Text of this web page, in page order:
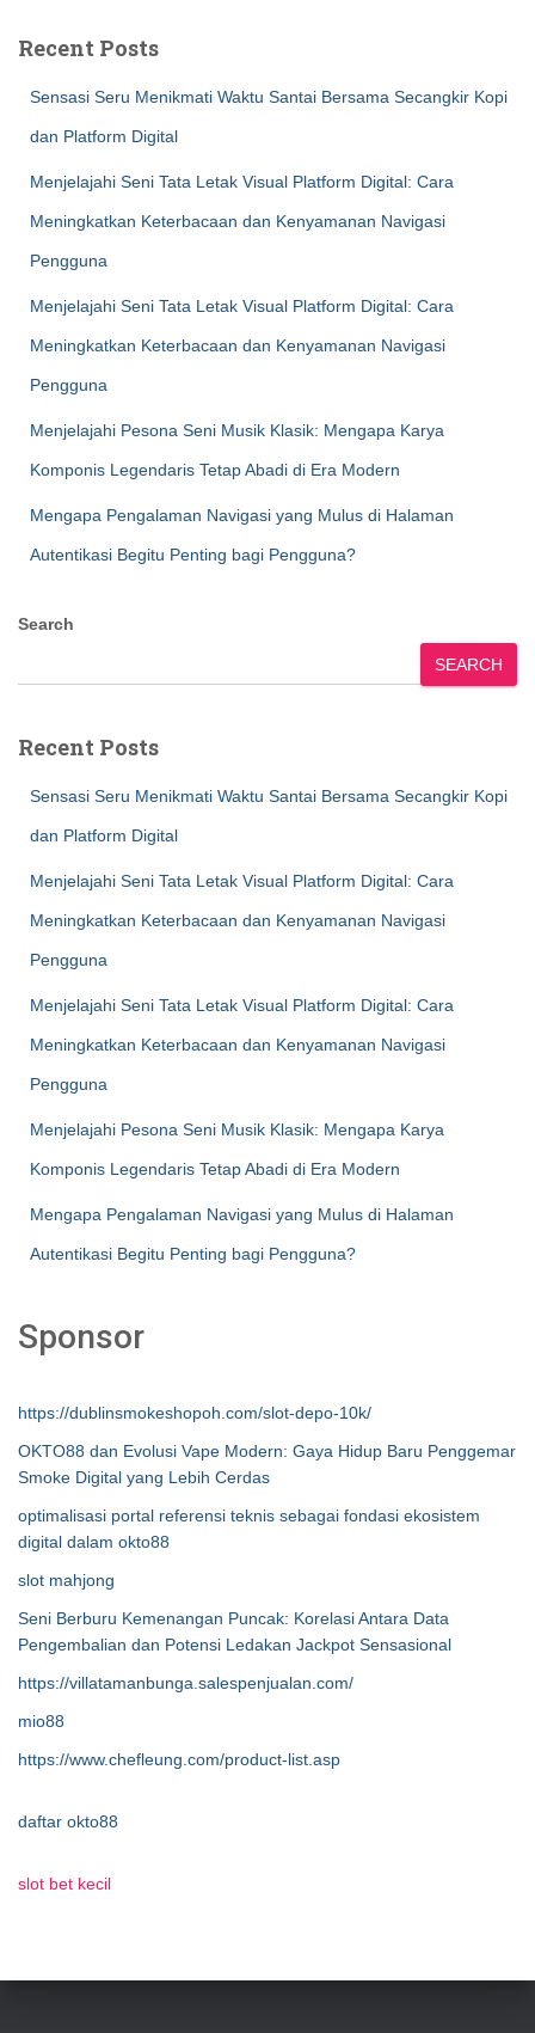
Recent Posts
Sensasi Seru Menikmati Waktu Santai Bersama Secangkir Kopi
dan Platform Digital
Menjelajahi Seni Tata Letak Visual Platform Digital: Cara
Meningkatkan Keterbacaan dan Kenyamanan Navigasi
Pengguna
Menjelajahi Seni Tata Letak Visual Platform Digital: Cara
Meningkatkan Keterbacaan dan Kenyamanan Navigasi
Pengguna
Menjelajahi Pesona Seni Musik Klasik: Mengapa Karya
Komponis Legendaris Tetap Abadi di Era Modern
Mengapa Pengalaman Navigasi yang Mulus di Halaman
Autentikasi Begitu Penting bagi Pengguna?
Search
SEARCH
Recent Posts
Sensasi Seru Menikmati Waktu Santai Bersama Secangkir Kopi
dan Platform Digital
Menjelajahi Seni Tata Letak Visual Platform Digital: Cara
Meningkatkan Keterbacaan dan Kenyamanan Navigasi
Pengguna
Menjelajahi Seni Tata Letak Visual Platform Digital: Cara
Meningkatkan Keterbacaan dan Kenyamanan Navigasi
Pengguna
Menjelajahi Pesona Seni Musik Klasik: Mengapa Karya
Komponis Legendaris Tetap Abadi di Era Modern
Mengapa Pengalaman Navigasi yang Mulus di Halaman
Autentikasi Begitu Penting bagi Pengguna?
Sponsor
https://dublinsmokeshopoh.com/slot-depo-10k/
OKTO88 dan Evolusi Vape Modern: Gaya Hidup Baru Penggemar
Smoke Digital yang Lebih Cerdas
optimalisasi portal referensi teknis sebagai fondasi ekosistem
digital dalam okto88
slot mahjong
Seni Berburu Kemenangan Puncak: Korelasi Antara Data
Pengembalian dan Potensi Ledakan Jackpot Sensasional
https://villatamanbunga.salespenjualan.com/
mio88
https://www.chefleung.com/product-list.asp
daftar okto88
slot bet kecil